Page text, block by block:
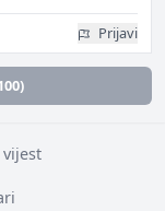
Prijavi